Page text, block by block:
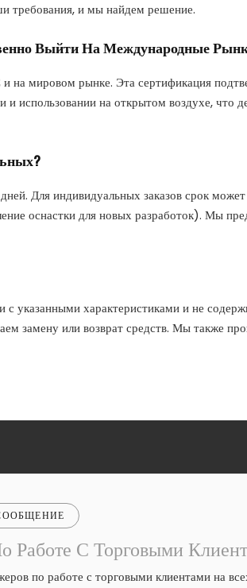
требования, и мы найдем решение.
Выйти На Международные
мировом рынке. Эта сертификация
использовании на открытом воздухе, что
Для индивидуальных заказов срок
оснастки для новых разработок). Мы
с указанными характеристиками и не
замену или возврат средств. Мы также
Работе С Торговыми
по работе с торговыми клиентами на